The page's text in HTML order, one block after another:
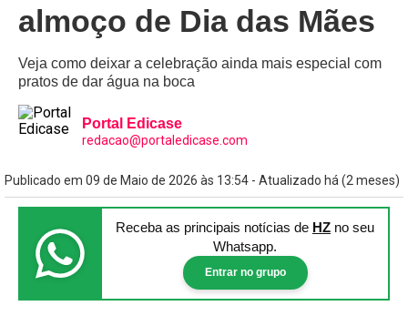
almoço de Dia das Mães
Veja como deixar a celebração ainda mais especial com
pratos de dar água na boca
Portal Edicase
redacao@portaledicase.com
Publicado em 09 de Maio de 2026 às 13:54 - Atualizado há (2 meses)
Receba as principais notícias de HZ no seu
Whatsapp.
Entrar no grupo